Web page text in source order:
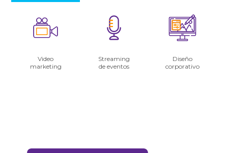
Video
marketing
Streaming
de eventos
Diseño
corporativo